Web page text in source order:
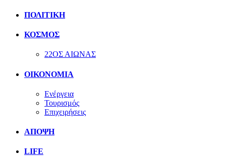
ΠΟΛΙΤΙΚΗ
ΚΟΣΜΟΣ
22ΟΣ ΑΙΩΝΑΣ
ΟΙΚΟΝΟΜΙΑ
Ενέργεια
Τουρισμός
Επιχειρήσεις
ΑΠΟΨΗ
LIFE